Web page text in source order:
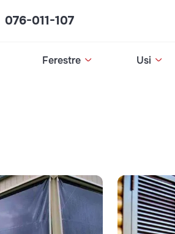
076-011-107
Ferestre Usi